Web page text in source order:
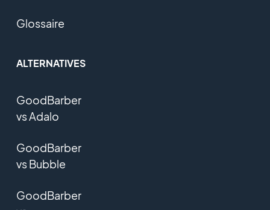
Glossaire
ALTERNATIVES
GoodBarber
vs Adalo
GoodBarber
vs Bubble
GoodBarber